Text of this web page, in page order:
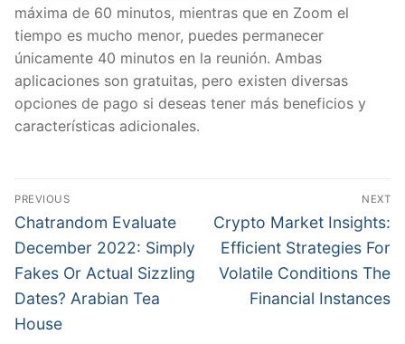
máxima de 60 minutos, mientras que en Zoom el
tiempo es mucho menor, puedes permanecer
únicamente 40 minutos en la reunión. Ambas
aplicaciones son gratuitas, pero existen diversas
opciones de pago si deseas tener más beneficios y
características adicionales.
文
章
導
覽
PREVIOUS
Previous
post:
Chatrandom Evaluate
December 2022: Simply
Fakes Or Actual Sizzling
Dates? Arabian Tea
House
NEXT
Next
post:
Crypto Market Insights:
Efficient Strategies For
Volatile Conditions The
Financial Instances